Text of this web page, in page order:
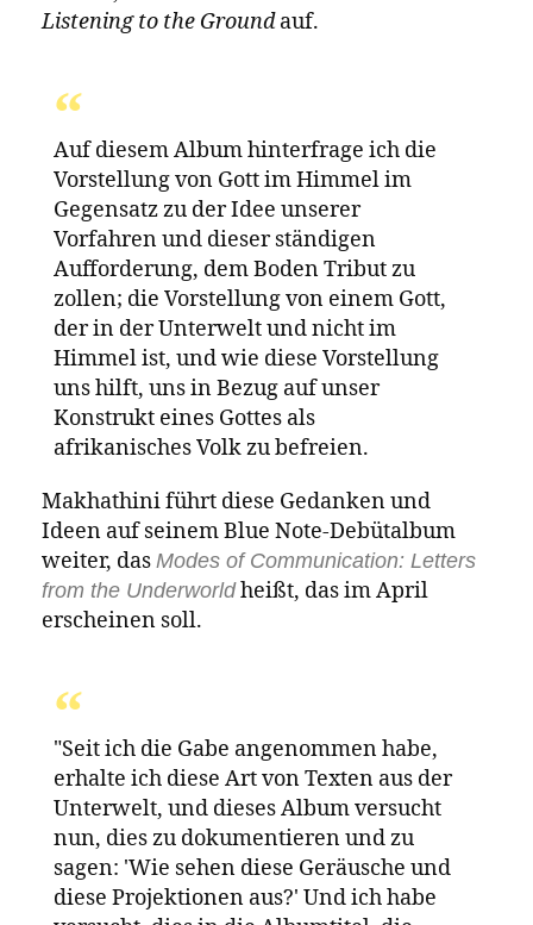
Mseleku, den Makhathini zum ersten Mal
musikalische Inspiration. „Er lehrte mich
Das ist etwas, dessen ich mir jetzt, als
Dozent an der Fore Hare
Musikabteilung, sehr bewusst bin. Ich
denke immer darüber nach: Wie
können wir nicht nur großartige
Musiker, sondern auch großartige
Denker hervorbringen? Und das ist das
Vermächtnis von Mseleku, das er uns
durch die Jazz-Matrix Denker
hervorbringen?"
Makhathini ist der Ansicht, dass er erst recht
spät zum Jazz gekommen ist, und auch noch
über ein Jazz-Programm. Es war nicht
hatte ein Großteil der Musik, mit der ich
vertraut war – traditionelle Musik und ein
Großteil der Kirchenmusik – bereits mit
vielen Konzepten des Jazz zu tun, aber mir
war überhaupt nicht bewusst, dass das Jazz
war“, sagt er.